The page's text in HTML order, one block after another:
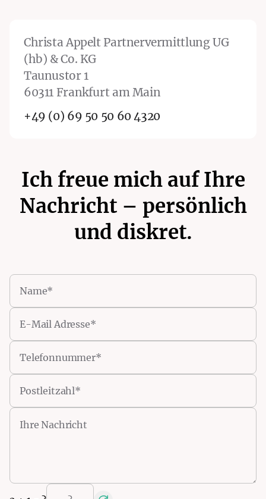
Christa Appelt Partnervermittlung UG
(hb) & Co. KG
Taunustor 1
60311 Frankfurt am Main
+49 (0) 69 50 50 60 4320
Ich freue mich auf Ihre
Nachricht – persönlich
und diskret.